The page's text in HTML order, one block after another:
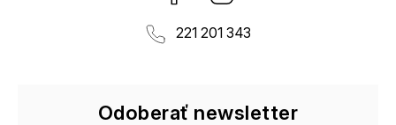
221 201 343
Odoberať newsletter